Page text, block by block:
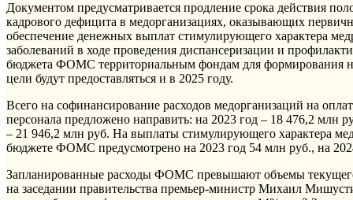
Документом предусматривается продление срока действия
кадрового дефицита в медорганизациях, оказывающих
обеспечение денежных выплат стимулирующего характера
заболеваний в ходе проведения диспансеризации и
бюджета ФОМС территориальным фондам для формирования
цели будут предоставляться и в 2025 году.
Всего на софинансирование расходов медорганизаций на
персонала предложено направить: на 2023 год – 18 476,2 млн
– 21 946,2 млн руб. На выплаты стимулирующего характера
бюджете ФОМС предусмотрено на 2023 год 54 млн руб., на
Запланированные расходы ФОМС превышают объемы
на заседании правительства премьер-министр Михаил